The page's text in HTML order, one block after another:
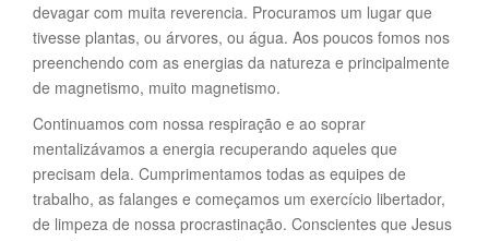
devagar com muita reverencia. Procuramos um lugar que
tivesse plantas, ou árvores, ou água. Aos poucos fomos nos
preenchendo com as energias da natureza e principalmente
de magnetismo, muito magnetismo.
Continuamos com nossa respiração e ao soprar
mentalizávamos a energia recuperando aqueles que
precisam dela. Cumprimentamos todas as equipes de
trabalho, as falanges e começamos um exercício libertador,
de limpeza de nossa procrastinação. Conscientes que Jesus